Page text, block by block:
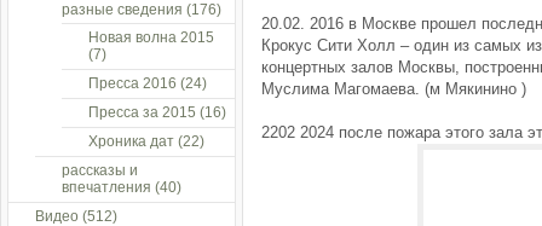
20.02. 2016 в Москве прошел
Крокус Сити Холл – один из самых
концертных залов Москвы,
Муслима Магомаева. (м Мякинино )
2202 2024 после пожара этого зала
разные сведения (176)
Новая волна 2015
(7)
Пресса 2016 (24)
Пресса за 2015 (16)
Хроника дат (22)
рассказы и
впечатления (40)
Видео (512)